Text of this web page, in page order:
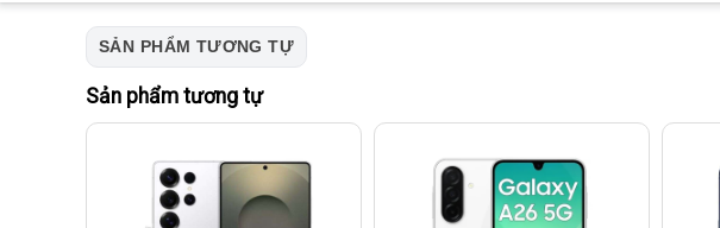
SẢN PHẨM TƯƠNG TỰ
Sản phẩm tương tự